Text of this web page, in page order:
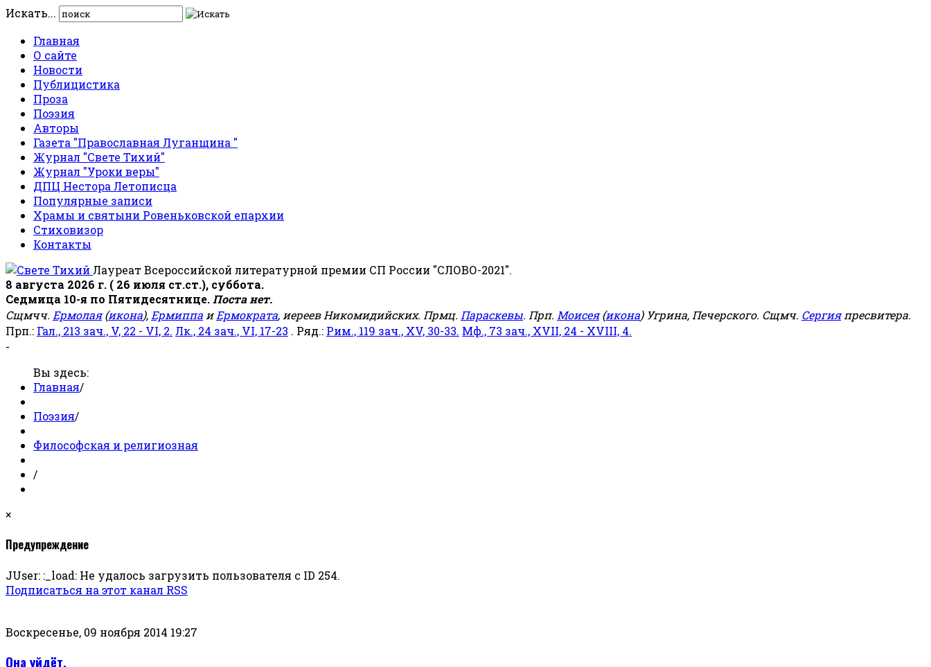
Искать...
Главная
О сайте
Новости
Публицистика
Проза
Поэзия
Авторы
Газета "Православная Луганщина "
Журнал "Свете Тихий"
Журнал "Уроки веры"
ДПЦ Нестора Летописца
Популярные записи
Храмы и святыни Ровеньковской епархии
Стиховизор
Контакты
Лауреат Всероссийской литературной премии СП России "СЛОВО-2021".
8 августа 2026 г. ( 26 июля ст.ст.), суббота.
Седмица 10-я по Пятидесятнице. Поста нет.
Сщмчч. Ермолая(икона), Ермиппа иЕрмократа, иереев Никомидийских. Прмц. Параскевы. Прп. Моисея(икона) Угрина, Печерского. Сщмч. Сергияпресвитера.
Прп.: Гал., 213 зач., V, 22 - VI, 2. Лк., 24 зач., VI, 17-23 . Ряд.: Рим., 119 зач., XV, 30-33. Мф., 73 зач., XVII, 24 - XVIII, 4.
-
Вы здесь:
Главная/
Поэзия/
Философская и религиозная
/
×
Предупреждение
JUser: :_load: Не удалось загрузить пользователя с ID 254.
Подписаться на этот канал RSS
Воскресенье, 09 ноября 2014 19:27
Она уйдёт.